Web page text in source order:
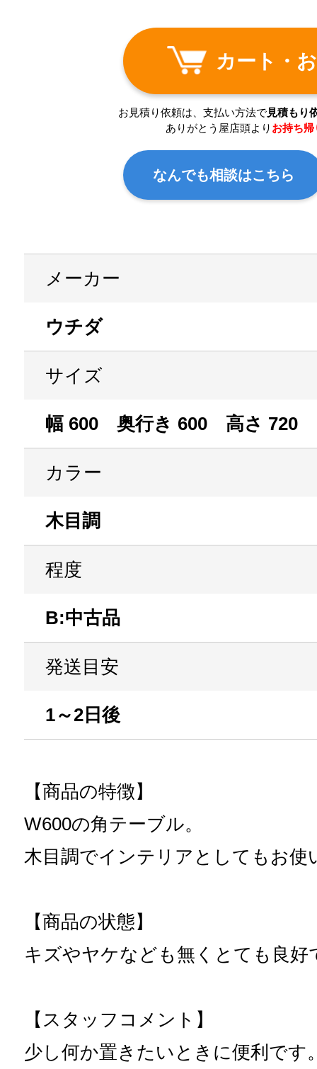
カート・
お見積り依頼は、支払い方法で見積もり
ありがとう屋店頭より お持ち帰
なんでも相談はこちら
メーカー
ウチダ
サイズ
幅 600 奥行き 600 高さ 720
カラー
木目調
程度
B:中古品
発送目安
1～2日後
【商品の特徴】
W600の角テーブル。
木目調でインテリアとしてもお使
【商品の状態】
キズやヤケなども無くとても良好
【スタッフコメント】
少し何か置きたいときに便利です